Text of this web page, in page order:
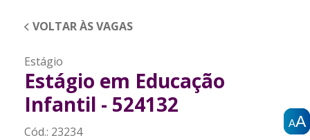
AA
AA
AA
VOLTAR ÀS VAGAS
Estágio
Estágio em Educação
Infantil - 524132
Cód.: 23234